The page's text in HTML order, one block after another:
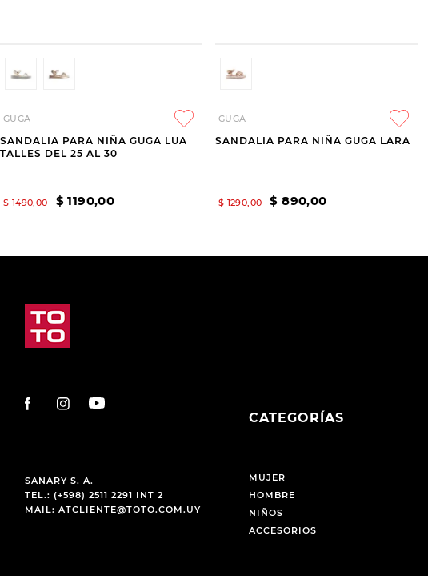
GUGA
SANDALIA PARA NIÑA GUGA LUA
TALLES DEL 25 AL 30
$ 1490,00 $ 1190,00
GUGA
SANDALIA PARA NIÑA GUGA LARA
$ 1290,00 $ 890,00
SANARY S. A.
TEL.: (+598) 2511 2291 INT 2
MAIL: ATCLIENTE@TOTO.COM.UY
CATEGORÍAS
MUJER
HOMBRE
NIÑOS
ACCESORIOS